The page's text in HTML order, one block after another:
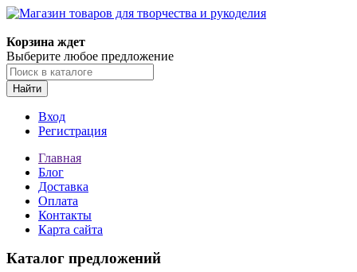
Корзина ждет
Выберите любое предложение
Найти
Вход
Регистрация
Главная
Блог
Доставка
Оплата
Контакты
Карта сайта
Каталог предложений